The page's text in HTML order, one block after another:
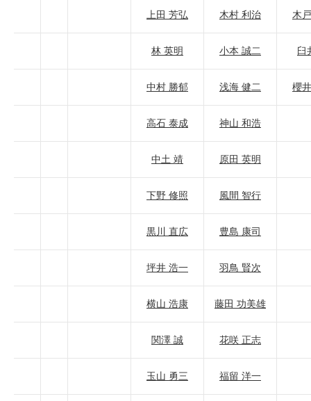
上田 芳弘 木村 利治 木
林 英明 小本 誠二 臼
中村 勝郁 浅海 健二 櫻
高石 泰成 神山 和浩
中土 靖 原田 英明
下野 修照 風間 智行
黒川 直広 豊島 康司
坪井 浩一 羽鳥 賢次
横山 浩康 藤田 功美雄
関澤 誠 花咲 正志
玉山 勇三 福留 洋一